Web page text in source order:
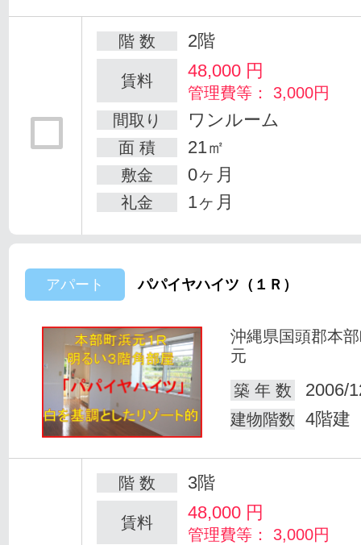
階 数 2階
賃料 48,000 円
管理費等： 3,000円
間取り
ワンルーム
面 積 21㎡
敷金 0ヶ月
礼金 1ヶ月
アパート パパイヤハイツ（１Ｒ）
沖縄県国頭郡本
元
築 年 数
2006/
建物階数 4階建
階 数 3階
賃料 48,000 円
管理費等： 3,000円